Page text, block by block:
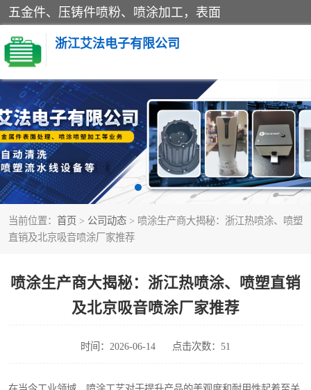
五金件、压铸件喷粉、喷涂加工，表面
浙江艾法电子有限公司
当前位置： 首页 > 公司动态 > 喷涂生产商大揭秘：浙江热喷涂、喷塑
直销及北京吸音喷涂厂家推荐
喷涂生产商大揭秘：浙江热喷涂、喷塑直销
及北京吸音喷涂厂家推荐
时间：2026-06-14 点击次数：51
五金加工